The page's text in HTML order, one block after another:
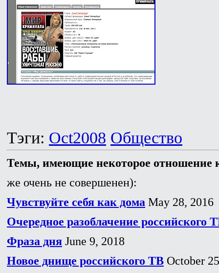
Тэги: Oct2008 Общество
Темы, имеющие некоторое отношение
же очень не совершенен):
Чувствуйте себя как дома May 28, 2016
Очередное разоблачение российского
Фраза дня June 9, 2018
Новое днище российского ТВ October